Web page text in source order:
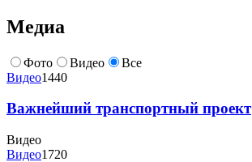
Медиа
Фото Видео
Все
Видео1440
Важнейший транспортный проект
Видео
Видео1720